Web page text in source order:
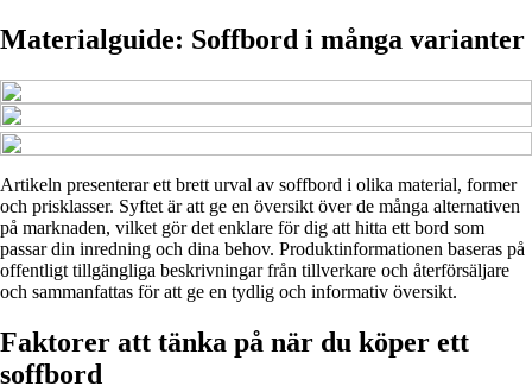
Materialguide: Soffbord i många varianter
Artikeln presenterar ett brett urval av soffbord i olika material, former
och prisklasser. Syftet är att ge en översikt över de många alternativen
på marknaden, vilket gör det enklare för dig att hitta ett bord som
passar din inredning och dina behov. Produktinformationen baseras på
offentligt tillgängliga beskrivningar från tillverkare och återförsäljare
och sammanfattas för att ge en tydlig och informativ översikt.
Faktorer att tänka på när du köper ett
soffbord